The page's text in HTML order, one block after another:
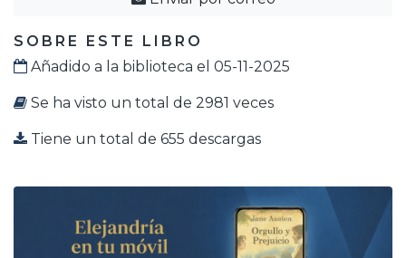
SOBRE ESTE LIBRO
Añadido a la biblioteca el 05-11-2025
Se ha visto un total de 2981 veces
Tiene un total de 655 descargas